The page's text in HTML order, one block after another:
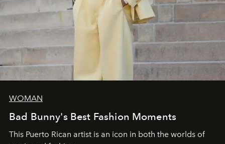
WOMAN
Bad Bunny's Best Fashion Moments
This Puerto Rican artist is an icon in both the worlds of